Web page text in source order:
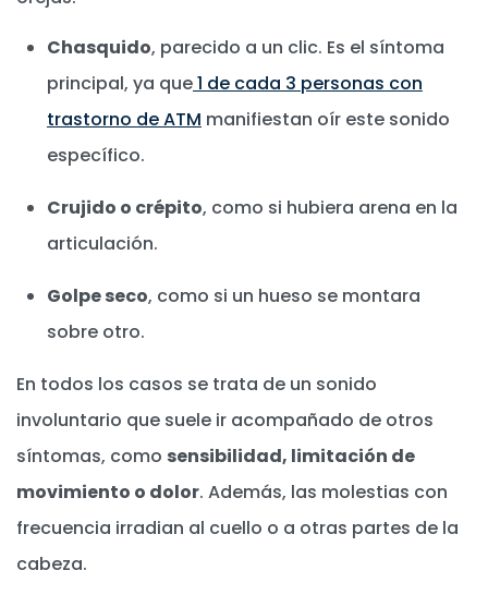
Chasquido, parecido a un clic. Es el síntoma
principal, ya que1 de cada 3 personas con
trastorno de ATM manifiestan oír este sonido
específico.
Crujido o crépito, como si hubiera arena en la
articulación.
Golpe seco, como si un hueso se montara
sobre otro.
En todos los casos se trata de un sonido
involuntario que suele ir acompañado de otros
síntomas, como sensibilidad, limitación de
movimiento o dolor. Además, las molestias con
frecuencia irradian al cuello o a otras partes de la
cabeza.